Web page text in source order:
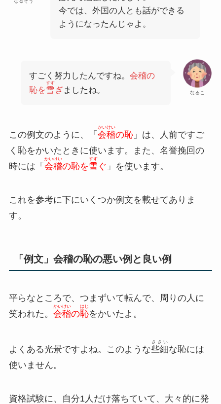
今では、外国の人とも話ができる
ようになったんじゃよ。
なるこ
すごく努力したんですね。 会稽の
恥を雪
すす
ぎ ましたね。
この例文のように、「 会稽
かいけい
の恥」は、人前ですご
く恥をかいたときに使います。また、名誉挽回の
時には「 会稽
かいけい
の恥を雪
すす
ぐ 」を使います。
これを参考に下にいくつか例文を載せてありま
す。
「例文」会稽の恥の悪い例と良い例
平らなところで、つまずいて転んで、周りの人に
笑われた。 会稽
かいけい
の恥
はじ
をかいたよ。
よくある光景ですよね。このような些細
ささい
な恥には
使いません。
資格試験に、自分1人だけ落ちていて、大々的に発